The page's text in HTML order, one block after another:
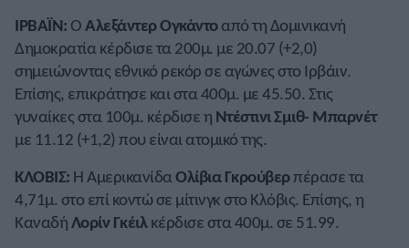
ΙΡΒΑΪΝ: ΟΑλεξάντερ Ογκάντοαπό τη Δομινικανή
Δημοκρατία κέρδισε τα 200μ. με 20.07 (+2,0)
σημειώνοντας εθνικό ρεκόρ σε αγώνες στο Ιρβάιν.
Επίσης, επικράτησε και στα 400μ. με 45.50. Στις
γυναίκες στα 100μ. κέρδισε η Ντέστινι Σμιθ- Μπαρνέτ
με 11.12 (+1,2) που είναι ατομικό της.
ΚΛΟΒΙΣ: Η ΑμερικανίδαΟλίβια Γκρούβερπέρασε τα
4,71μ. στο επί κοντώ σε μίτινγκ στο Κλόβις. Επίσης, η
ΚαναδήΛορίν Γκέιλκέρδισε στα 400μ. σε 51.99.